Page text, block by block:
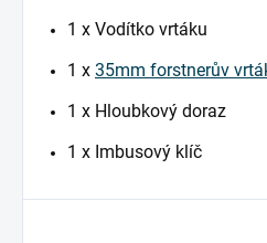
1 x Vodítko vrtáku
1 x 35mm forstnerův
1 x Hloubkový doraz
1 x Imbusový klíč